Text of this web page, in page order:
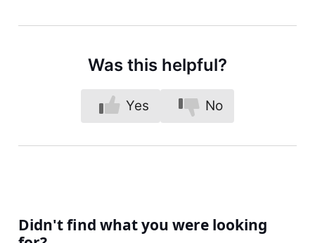
Was this helpful?
Yes No
Didn't find what you were looking